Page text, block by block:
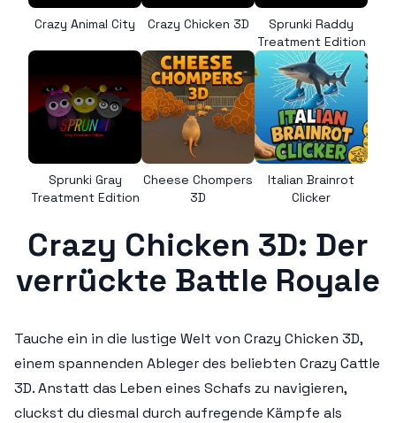
Crazy Animal City Crazy Chicken 3D
Sprunki Raddy
Treatment Edition
Sprunki Gray
Treatment Edition
Cheese Chompers
3D
Italian Brainrot
Clicker
Crazy Chicken 3D: Der
verrückte Battle Royale
Tauche ein in die lustige Welt von Crazy Chicken 3D,
einem spannenden Ableger des beliebten Crazy Cattle
3D. Anstatt das Leben eines Schafs zu navigieren,
cluckst du diesmal durch aufregende Kämpfe als